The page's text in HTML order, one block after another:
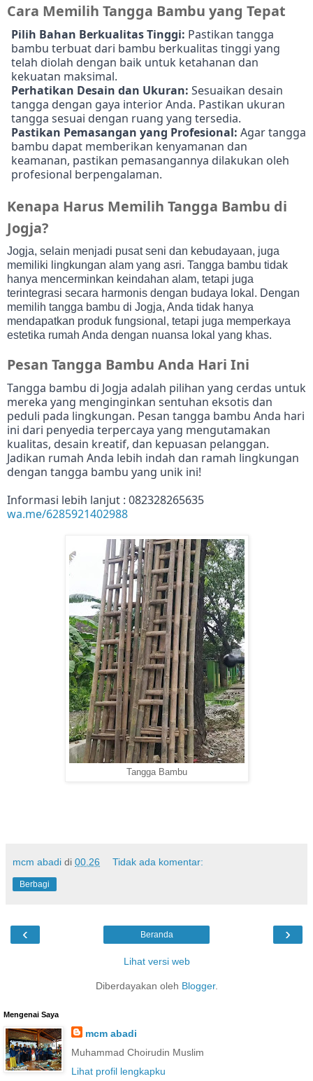
Cara Memilih Tangga Bambu yang Tepat
Pilih Bahan Berkualitas Tinggi: Pastikan tangga
bambu terbuat dari bambu berkualitas tinggi yang
telah diolah dengan baik untuk ketahanan dan
kekuatan maksimal.
Perhatikan Desain dan Ukuran: Sesuaikan desain
tangga dengan gaya interior Anda. Pastikan ukuran
tangga sesuai dengan ruang yang tersedia.
Pastikan Pemasangan yang Profesional: Agar tangga
bambu dapat memberikan kenyamanan dan
keamanan, pastikan pemasangannya dilakukan oleh
profesional berpengalaman.
Kenapa Harus Memilih Tangga Bambu di
Jogja?
Jogja, selain menjadi pusat seni dan kebudayaan, juga
memiliki lingkungan alam yang asri. Tangga bambu tidak
hanya mencerminkan keindahan alam, tetapi juga
terintegrasi secara harmonis dengan budaya lokal. Dengan
memilih tangga bambu di Jogja, Anda tidak hanya
mendapatkan produk fungsional, tetapi juga memperkaya
estetika rumah Anda dengan nuansa lokal yang khas.
Pesan Tangga Bambu Anda Hari Ini
Tangga bambu di Jogja adalah pilihan yang cerdas untuk
mereka yang menginginkan sentuhan eksotis dan
peduli pada lingkungan. Pesan tangga bambu Anda hari
ini dari penyedia terpercaya yang mengutamakan
kualitas, desain kreatif, dan kepuasan pelanggan.
Jadikan rumah Anda lebih indah dan ramah lingkungan
dengan tangga bambu yang unik ini!
Informasi lebih lanjut : 082328265635
wa.me/6285921402988
Tangga Bambu
mcm abadi di 00.26 Tidak ada komentar:
Berbagi
‹ ›
Beranda
Lihat versi web
Diberdayakan oleh Blogger.
Mengenai Saya
mcm abadi
Muhammad Choirudin Muslim
Lihat profil lengkapku